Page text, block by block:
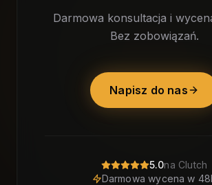
Darmowa konsultacja i
Bez zobowiązań.
Napisz do nas
5.0na Clutch
Darmowa wycena w